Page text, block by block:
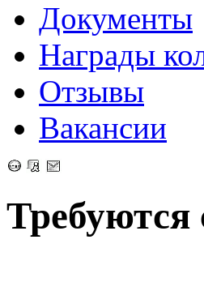
Документы
Награды
Отзывы
Вакансии
Требуются